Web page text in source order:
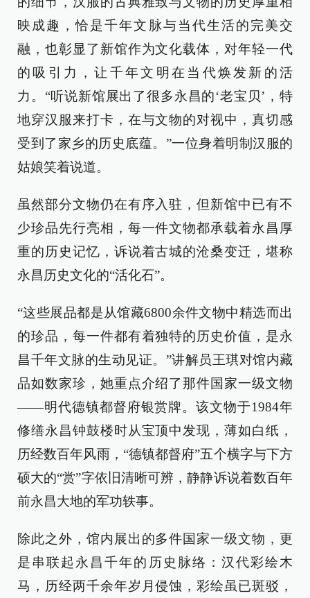
映成趣，恰是千年文脉与当代生活的完美交
融，也彰显了新馆作为文化载体，对年轻一代
的吸引力，让千年文明在当代焕发新的活
力。“听说新馆展出了很多永昌的‘老宝贝’，特
地穿汉服来打卡，在与文物的对视中，真切感
受到了家乡的历史底蕴。”一位身着明制汉服的
姑娘笑着说道。
虽然部分文物仍在有序入驻，但新馆中已有不
少珍品先行亮相，每一件文物都承载着永昌厚
重的历史记忆，诉说着古城的沧桑变迁，堪称
永昌历史文化的“活化石”。
“这些展品都是从馆藏6800余件文物中精选而出
的珍品，每一件都有着独特的历史价值，是永
昌千年文脉的生动见证。”讲解员王琪对馆内藏
品如数家珍，她重点介绍了那件国家一级文物
——明代德镇都督府银赏牌。该文物于1984年
修缮永昌钟鼓楼时从宝顶中发现，薄如白纸，
历经数百年风雨，“德镇都督府”五个横字与下方
硕大的“赏”字依旧清晰可辨，静静诉说着数百年
前永昌大地的军功轶事。
除此之外，馆内展出的多件国家一级文物，更
是串联起永昌千年的历史脉络：汉代彩绘木
马，历经两千余年岁月侵蚀，彩绘虽已斑驳，